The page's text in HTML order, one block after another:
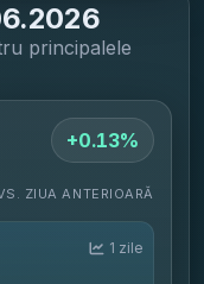
principalele
+0.13%
ZIUA ANTERIOARĂ
1 zile